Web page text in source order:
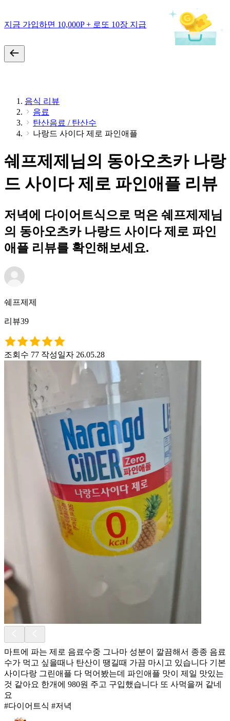
지금 가입하면 10,000P + 로또 10장 지급
음식 리뷰
음료
탄산음료 / 탄산수
나랑드 사이다 제로 파인애플
쉐프제제님의 동아오츠카 나랑
드 사이다 제로 파인애플 리뷰
저녁에 다이어트식으로 먹은 쉐프제제님
의 동아오츠카 나랑드 사이다 제로 파인
애플 리뷰를 확인해보세요.
쉐프제제
리뷰39
조회수 77 작성일자 26.05.28
마트에 파는 제로 음료수중 그나마 성분이 깔끔해서 종종 음료
수가 먹고 싶을때나 탄산이 땡길때 가끔 마시고 있습니다 기본
사이다랑 그린애플 다 먹어봤는데 파인애플 맛이 제일 맛있는
것 같아요 한개에 980원 주고 구입했습니다 또 사먹을꺼 같네
요
#다이어트식 #저녁